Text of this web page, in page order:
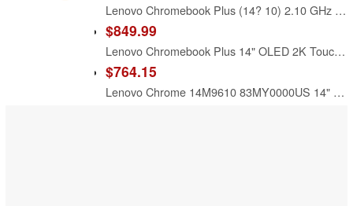
Lenovo Chromebook Plus (14? 10) 2.10 GHz Chrome 16.0GB 256GB 14 Chromebook Plus (14? 10), MediaTek Kompanio Ultra 910 (2.10GHz, 12MB), 14" WUXGA Touch, Chrome OS, 16.0GB, 1x256GB UFS 4.0, ARM Immort
$849.99
Lenovo Chromebook Plus 14" OLED 2K Touch, MediaTek Ultra 910, 16GB/256GB
$764.15
Lenovo Chrome 14M9610 83MY0000US 14" Touchscreen Chromebook - WUXGA - Octa-core (ARM Cortex X925 + Cortex X4) - 16 GB - 256 GB Flash Memory - English Keyboard - Seashell - MediaTek Kompanio Ultra 910